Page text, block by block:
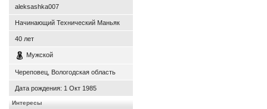
aleksashka007
Начинающий Технический Маньяк
40 лет
Мужской
Череповец, Вологодская область
Дата рождения: 1 Окт 1985
Интересы